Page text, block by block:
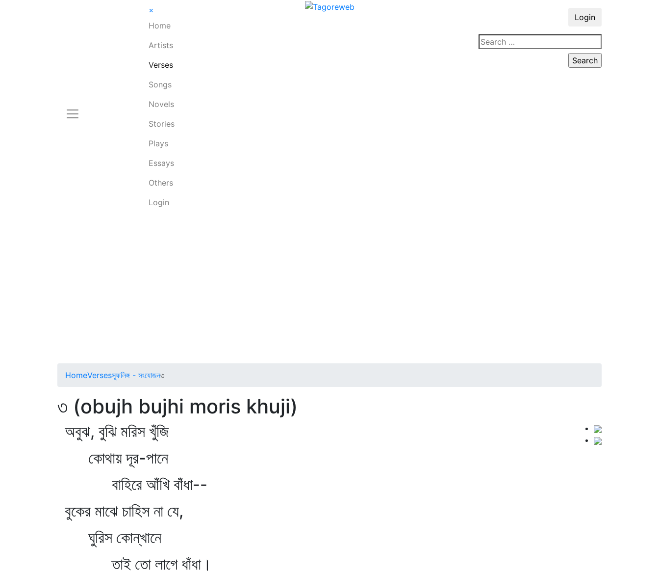
×
Home
Artists
Verses
Songs
Novels
Stories
Plays
Essays
Others
Login
Login
HomeVersesস্ফুলিঙ্গ - সংযোজন৩
৩ (obujh bujhi moris khuji)
অবুঝ, বুঝি মরিস খুঁজি
কোথায় দূর-পানে
বাহিরে আঁখি বাঁধা--
বুকের মাঝে চাহিস না যে,
ঘুরিস কোন্‌খানে
তাই তো লাগে ধাঁধা।